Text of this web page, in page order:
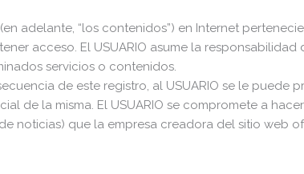
adelante, “los contenidos”) en Internet
acceso. El USUARIO asume la
servicios o contenidos.
de este registro, al USUARIO se le puede
de la misma. El USUARIO se compromete a
noticias) que la empresa creadora del sitio web